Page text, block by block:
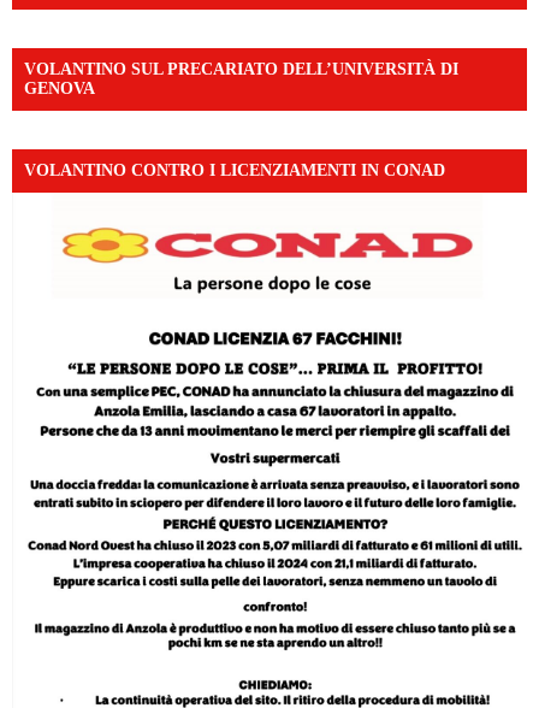
VOLANTINO SUL PRECARIATO DELL’UNIVERSITÀ DI
GENOVA
VOLANTINO CONTRO I LICENZIAMENTI IN CONAD